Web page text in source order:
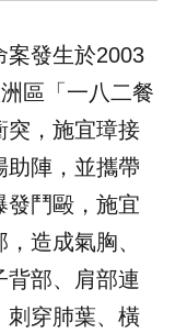
案發生於2003
區「一八二餐
突，施宜璋接
助陣，並攜帶
發鬥毆，施宜
造成氣胸、
背部、肩部連
刺穿肺葉、橫